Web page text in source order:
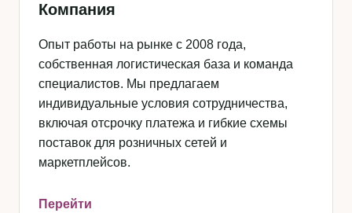
Компания
Опыт работы на рынке с 2008 года,
собственная логистическая база и команда
специалистов. Мы предлагаем
индивидуальные условия сотрудничества,
включая отсрочку платежа и гибкие схемы
поставок для розничных сетей и
маркетплейсов.
Перейти